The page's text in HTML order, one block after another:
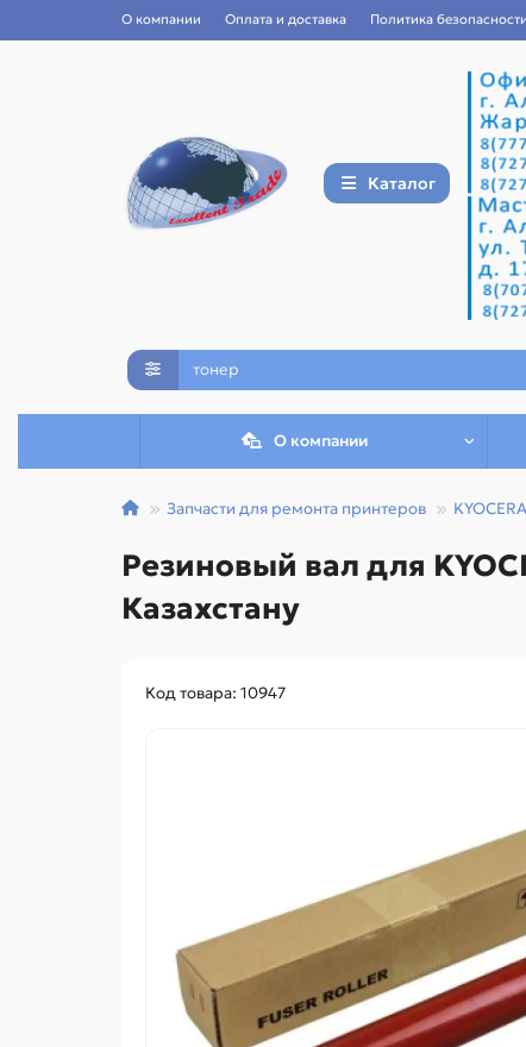
О компании Оплата и доставка Политика безопасности
Каталог
О компании
Запчасти для ремонта принтеров KYOCERA
Резиновый вал для
Казахстану
Код товара: 10947